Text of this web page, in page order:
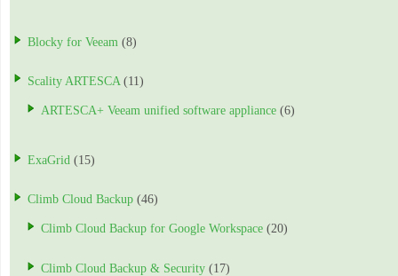
Blocky for Veeam (8)
Scality ARTESCA (11)
ARTESCA+ Veeam unified software appliance (6)
ExaGrid (15)
Climb Cloud Backup (46)
Climb Cloud Backup for Google Workspace (20)
Climb Cloud Backup & Security (17)